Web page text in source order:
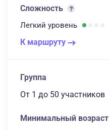
Сложность
Легкий уровень
К маршруту
Группа
От 1 до 50 участников
Минимальный возраст